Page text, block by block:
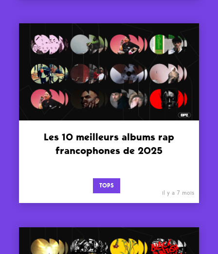
Les 10 meilleurs albums rap
francophones de 2025
TOPS
il y a 7 mois